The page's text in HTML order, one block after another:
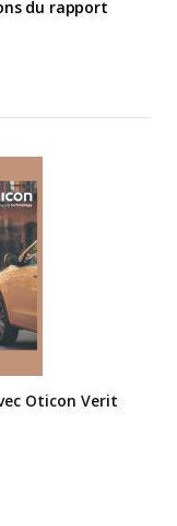
du rapport
Oticon Verit